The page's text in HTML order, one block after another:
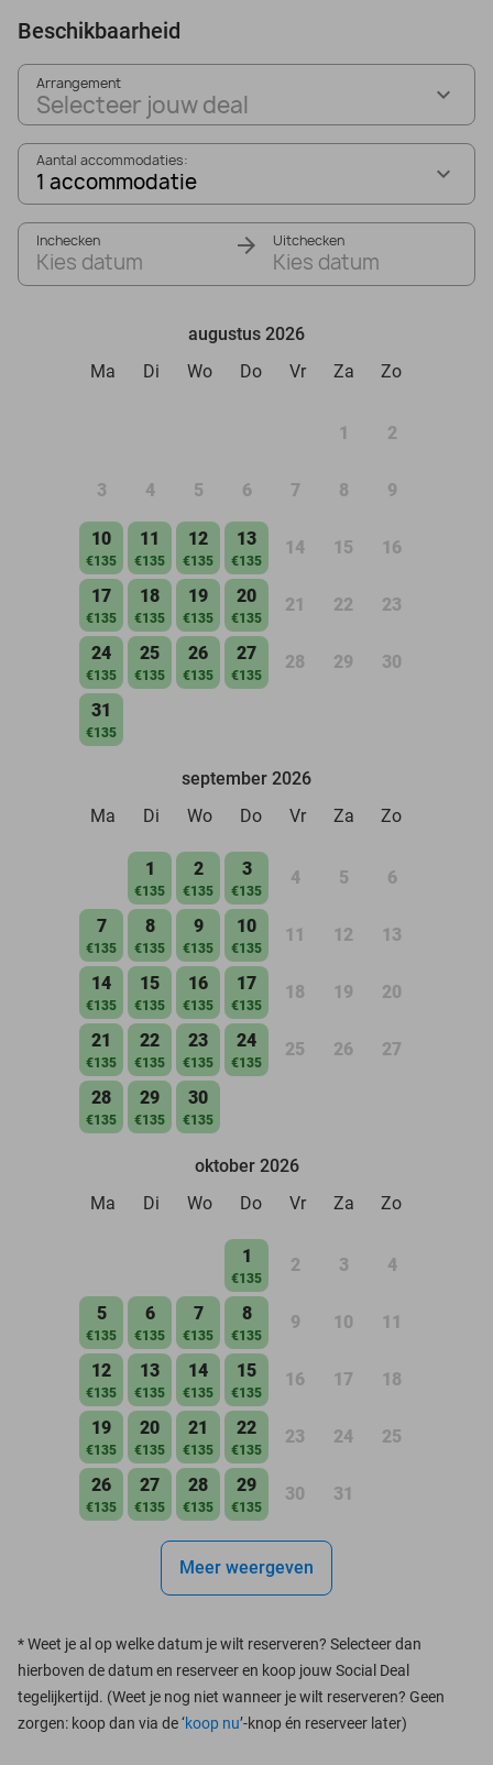
Beschikbaarheid
Arrangement
Selecteer jouw deal
Aantal accommodaties:
1 accommodatie
Inchecken
Kies datum
Uitchecken
Kies datum
augustus 2026
Ma
Di Wo Do Vr Za Zo
1 2
3 4 5 6 7 8 9
10
€135
11
€135
12
€135
13
€135
14 15 16
17
€135
18
€135
19
€135
20
€135
21 22 23
24
€135
25
€135
26
€135
27
€135
28 29 30
31
€135
september 2026
Ma
Di Wo Do Vr Za Zo
1
€135
2
€135
3
€135
4 5 6
7
€135
8
€135
9
€135
10
€135
11 12 13
14
€135
15
€135
16
€135
17
€135
18 19 20
21
€135
22
€135
23
€135
24
€135
25 26 27
28
€135
29
€135
30
€135
oktober 2026
Ma
Di Wo Do Vr Za Zo
1
€135
2 3 4
5
€135
6
€135
7
€135
8
€135
9 10 11
12
€135
13
€135
14
€135
15
€135
16 17 18
19
€135
20
€135
21
€135
22
€135
23 24 25
26
€135
27
€135
28
€135
29
€135
30 31
Meer weergeven
*Weet je al op welke datum je wilt reserveren? Selecteer dan
hierboven de datum en reserveer en koop jouw Social Deal
tegelijkertijd. (Weet je nog niet wanneer je wilt reserveren? Geen
zorgen: koop dan via de ‘koop nu’-knop én reserveer later)